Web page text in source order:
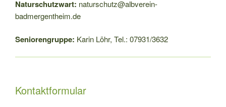
Naturschutzwart: naturschutz@albverein-
badmergentheim.de
Seniorengruppe: Karin Löhr, Tel.: 07931/3632
Kontaktformular